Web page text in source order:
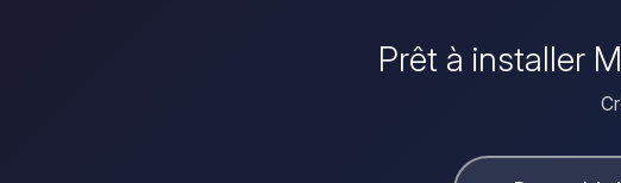
Prêt à installer